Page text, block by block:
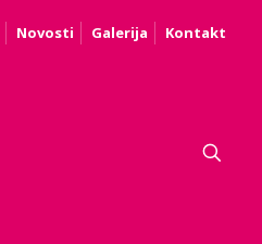
Novosti Galerija Kontakt